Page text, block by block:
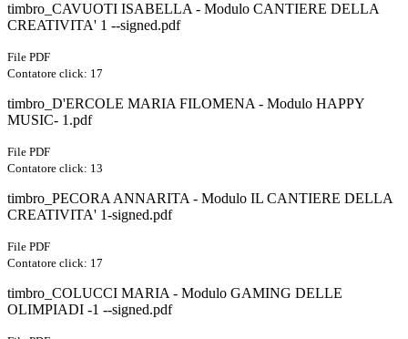
timbro_CAVUOTI ISABELLA - Modulo CANTIERE DELLA
CREATIVITA' 1 --signed.pdf
File PDF
Contatore click: 17
timbro_D'ERCOLE MARIA FILOMENA - Modulo HAPPY
MUSIC- 1.pdf
File PDF
Contatore click: 13
timbro_PECORA ANNARITA - Modulo IL CANTIERE DELLA
CREATIVITA' 1-signed.pdf
File PDF
Contatore click: 17
timbro_COLUCCI MARIA - Modulo GAMING DELLE
OLIMPIADI -1 --signed.pdf